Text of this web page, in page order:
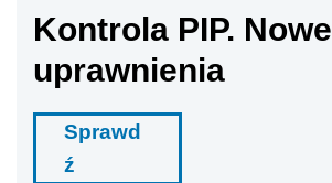
Kontrola PIP. Nowe
uprawnienia
Sprawd
ź